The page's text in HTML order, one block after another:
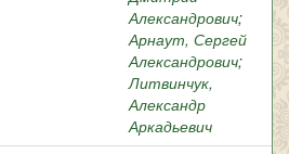
Александрович;
Арнаут, Сергей
Александрович;
Литвинчук,
Александр
Аркадьевич